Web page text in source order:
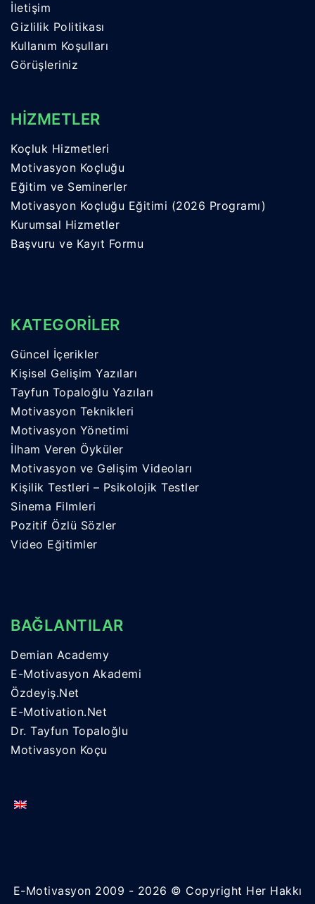
İletişim
Gizlilik Politikası
Kullanım Koşulları
Görüşleriniz
HİZMETLER
Koçluk Hizmetleri
Motivasyon Koçluğu
Eğitim ve Seminerler
Motivasyon Koçluğu Eğitimi (2026 Programı)
Kurumsal Hizmetler
Başvuru ve Kayıt Formu
KATEGORİLER
Güncel İçerikler
Kişisel Gelişim Yazıları
Tayfun Topaloğlu Yazıları
Motivasyon Teknikleri
Motivasyon Yönetimi
İlham Veren Öyküler
Motivasyon ve Gelişim Videoları
Kişilik Testleri – Psikolojik Testler
Sinema Filmleri
Pozitif Özlü Sözler
Video Eğitimler
BAĞLANTILAR
Demian Academy
E-Motivasyon Akademi
Özdeyiş.Net
E-Motivation.Net
Dr. Tayfun Topaloğlu
Motivasyon Koçu
E-Motivasyon 2009 - 2026 © Copyright Her Hakkı